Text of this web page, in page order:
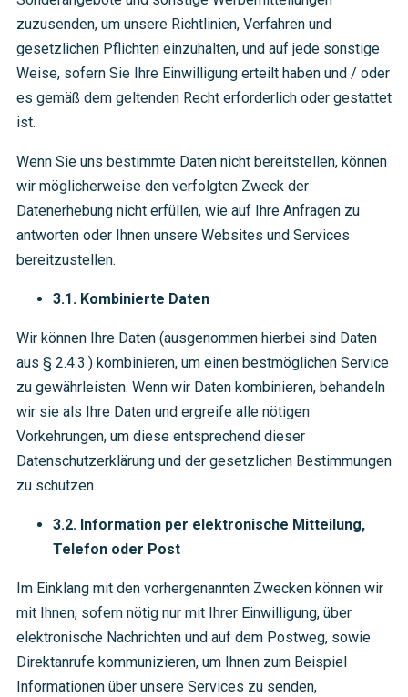
zuzusenden, um unsere Richtlinien, Verfahren und
gesetzlichen Pflichten einzuhalten, und auf jede sonstige
Weise, sofern Sie Ihre Einwilligung erteilt haben und / oder
es gemäß dem geltenden Recht erforderlich oder gestattet
ist.
Wenn Sie uns bestimmte Daten nicht bereitstellen, können
wir möglicherweise den verfolgten Zweck der
Datenerhebung nicht erfüllen, wie auf Ihre Anfragen zu
antworten oder Ihnen unsere Websites und Services
bereitzustellen.
3.1. Kombinierte Daten
Wir können Ihre Daten (ausgenommen hierbei sind Daten
aus § 2.4.3.) kombinieren, um einen bestmöglichen Service
zu gewährleisten. Wenn wir Daten kombinieren, behandeln
wir sie als Ihre Daten und ergreife alle nötigen
Vorkehrungen, um diese entsprechend dieser
Datenschutzerklärung und der gesetzlichen Bestimmungen
zu schützen.
3.2. Information per elektronische Mitteilung,
Telefon oder Post
Im Einklang mit den vorhergenannten Zwecken können wir
mit Ihnen, sofern nötig nur mit Ihrer Einwilligung, über
elektronische Nachrichten und auf dem Postweg, sowie
Direktanrufe kommunizieren, um Ihnen zum Beispiel
Informationen über unsere Services zu senden,